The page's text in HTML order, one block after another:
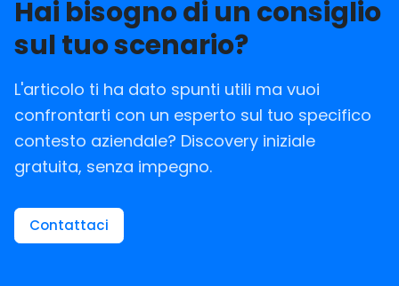
Hai bisogno di un consiglio
sul tuo scenario?
L'articolo ti ha dato spunti utili ma vuoi
confrontarti con un esperto sul tuo specifico
contesto aziendale? Discovery iniziale
gratuita, senza impegno.
Contattaci